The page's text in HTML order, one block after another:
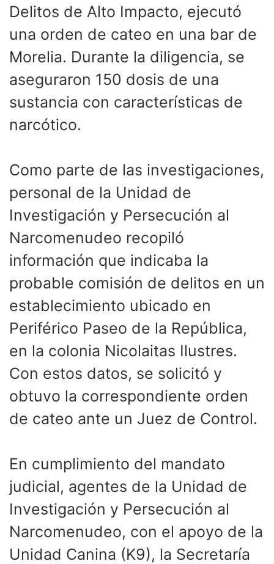
Delitos de Alto Impacto, ejecutó
una orden de cateo en una bar de
Morelia. Durante la diligencia, se
aseguraron 150 dosis de una
sustancia con características de
narcótico.
Como parte de las investigaciones,
personal de la Unidad de
Investigación y Persecución al
Narcomenudeo recopiló
información que indicaba la
probable comisión de delitos en un
establecimiento ubicado en
Periférico Paseo de la República,
en la colonia Nicolaitas Ilustres.
Con estos datos, se solicitó y
obtuvo la correspondiente orden
de cateo ante un Juez de Control.
En cumplimiento del mandato
judicial, agentes de la Unidad de
Investigación y Persecución al
Narcomenudeo, con el apoyo de la
Unidad Canina (K9), la Secretaría